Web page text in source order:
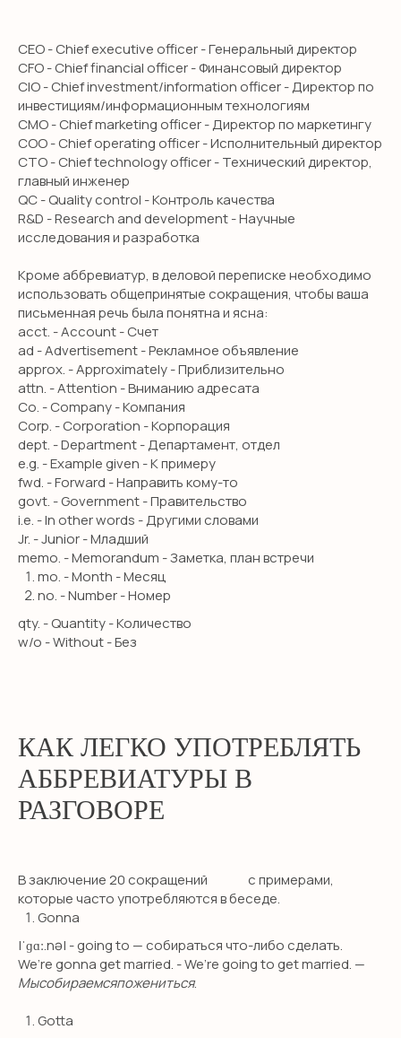
CEO - Chief executive officer - Генеральный директор
CFO - Chief financial officer - Финансовый директор
CIO - Chief investment/information officer - Директор по
инвестициям/информационным технологиям
CMO - Chief marketing officer - Директор по маркетингу
COO - Chief operating officer - Исполнительный директор
CTO - Chief technology officer - Технический директор,
главный инженер
QC - Quality control - Контроль качества
R&D - Research and development - Научные
исследования и разработка
Кроме аббревиатур, в деловой переписке необходимо
использовать общепринятые сокращения, чтобы ваша
письменная речь была понятна и ясна:
acct. - Account - Счет
ad - Advertisement - Рекламное объявление
approx. - Approximately - Приблизительно
attn. - Attention - Вниманию адресата
Co. - Company - Компания
Corp. - Corporation - Корпорация
dept. - Department - Департамент, отдел
e.g. - Example given - К примеру
fwd. - Forward - Направить кому-то
govt. - Government - Правительство
i.e. - In other words - Другими словами
Jr. - Junior - Младший
memo. - Memorandum - Заметка, план встречи
mo. - Month - Месяц
no. - Number - Номер
qty. - Quantity - Количество
w/o - Without - Без
КАК ЛЕГКО УПОТРЕБЛЯТЬ
АББРЕВИАТУРЫ В
РАЗГОВОРЕ
В заключение 20 сокращений с примерами,
которые часто употребляются в беседе.
Gonna
|ˈɡɑː.nə| - going to — собираться что-либо сделать.
We’re gonna get married. - We’re going to get married. —
Мысобираемсяпожениться.
Gotta